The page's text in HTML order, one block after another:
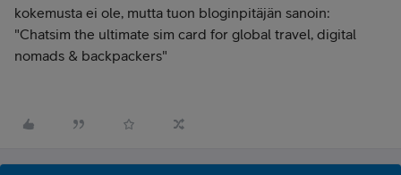
kokemusta ei ole, mutta tuon bloginpitäjän sanoin:
"Chatsim the ultimate sim card for global travel, digital
nomads & backpackers"